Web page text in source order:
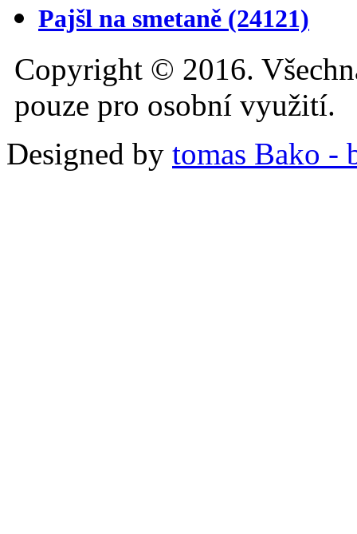
Pajšl na smetaně (24121)
Copyright © 2016.
pouze pro osobní využití.
Designed by tomas Bako -